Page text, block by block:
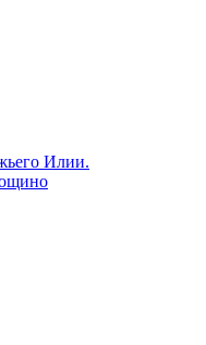
Илии.